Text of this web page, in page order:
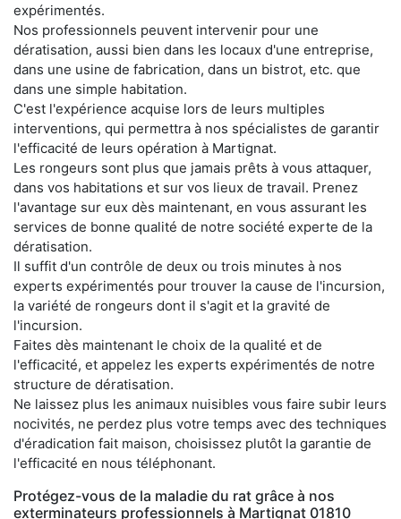
expérimentés.
Nos professionnels peuvent intervenir pour une
dératisation, aussi bien dans les locaux d'une entreprise,
dans une usine de fabrication, dans un bistrot, etc. que
dans une simple habitation.
C'est l'expérience acquise lors de leurs multiples
interventions, qui permettra à nos spécialistes de garantir
l'efficacité de leurs opération à Martignat.
Les rongeurs sont plus que jamais prêts à vous attaquer,
dans vos habitations et sur vos lieux de travail. Prenez
l'avantage sur eux dès maintenant, en vous assurant les
services de bonne qualité de notre société experte de la
dératisation.
Il suffit d'un contrôle de deux ou trois minutes à nos
experts expérimentés pour trouver la cause de l'incursion,
la variété de rongeurs dont il s'agit et la gravité de
l'incursion.
Faites dès maintenant le choix de la qualité et de
l'efficacité, et appelez les experts expérimentés de notre
structure de dératisation.
Ne laissez plus les animaux nuisibles vous faire subir leurs
nocivités, ne perdez plus votre temps avec des techniques
d'éradication fait maison, choisissez plutôt la garantie de
l'efficacité en nous téléphonant.
Protégez-vous de la maladie du rat grâce à nos
exterminateurs professionnels à Martignat 01810